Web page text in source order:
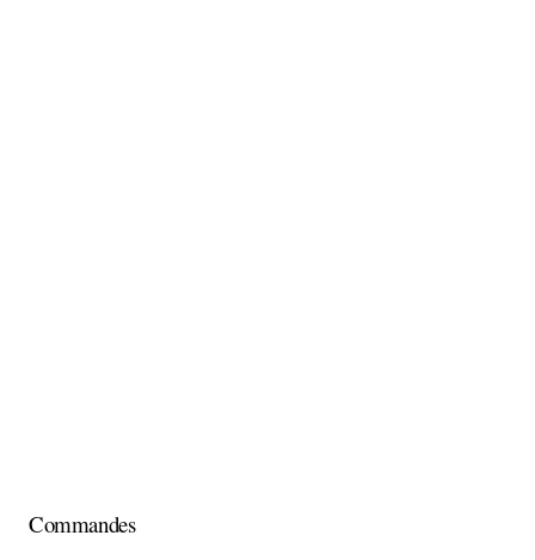
Commandes